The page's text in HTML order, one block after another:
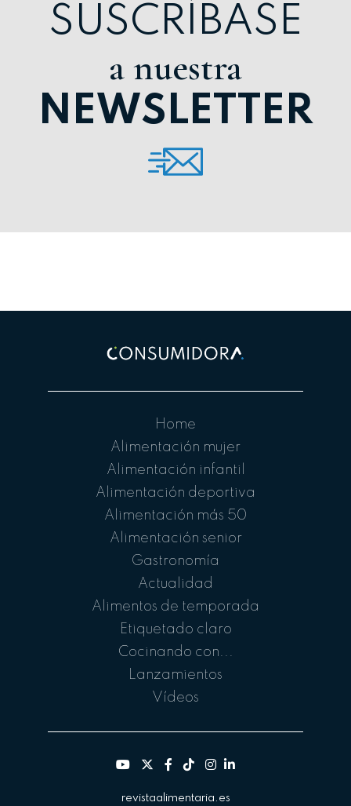
SUSCRÍBASE
a nuestra
NEWSLETTER
Home
Alimentación mujer
Alimentación infantil
Alimentación deportiva
Alimentación más 50
Alimentación senior
Gastronomía
Actualidad
Alimentos de temporada
Etiquetado claro
Cocinando con...
Lanzamientos
Vídeos
revistaalimentaria.es